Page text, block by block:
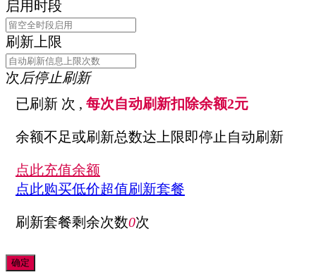
启用时段
刷新上限
次 后停止刷新
已刷新 次 , 每次自动刷新扣除余额2元
余额不足或刷新总数达上限即停止自动刷新
点此充值余额
点此购买低价超值刷新套餐
刷新套餐剩余次数0次